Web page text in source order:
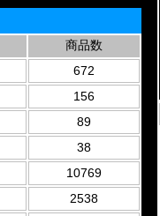
商品数
672
156
89
38
10769
2538